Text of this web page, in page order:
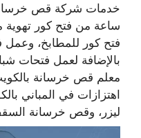
ساعة من فتح كور تهوية
فتح كور للمطابخ، وعمل
بالإضافة لعمل فتحات
معلم قص خرسانة
اهتزازات في المباني
ليزر، وقص خرسانة